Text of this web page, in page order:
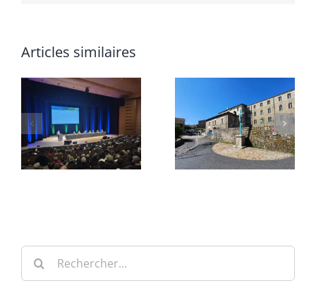
Articles similaires
Rechercher: